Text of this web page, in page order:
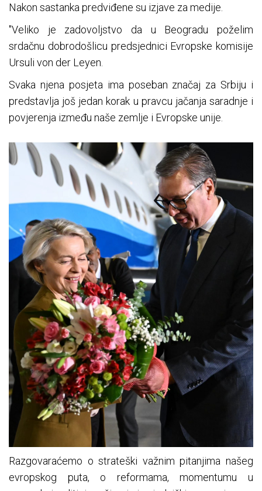
Nakon sastanka predviđene su izjave za medije.
"Veliko je zadovoljstvo da u Beogradu poželim
srdačnu dobrodošlicu predsjednici Evropske komisije
Ursuli von der Leyen.
Svaka njena posjeta ima poseban značaj za Srbiju i
predstavlja još jedan korak u pravcu jačanja saradnje i
povjerenja između naše zemlje i Evropske unije.
Razgovaraćemo o strateški važnim pitanjima našeg
evropskog puta, o reformama, momentumu u